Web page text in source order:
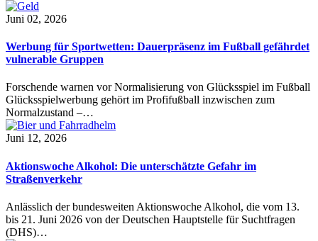
Juni 02, 2026
Werbung für Sportwetten: Dauerpräsenz im Fußball gefährdet
vulnerable Gruppen
Forschende warnen vor Normalisierung von Glücksspiel im Fußball
Glücksspielwerbung gehört im Profifußball inzwischen zum
Normalzustand –…
Juni 12, 2026
Aktionswoche Alkohol: Die unterschätzte Gefahr im
Straßenverkehr
Anlässlich der bundesweiten Aktionswoche Alkohol, die vom 13.
bis 21. Juni 2026 von der Deutschen Hauptstelle für Suchtfragen
(DHS)…